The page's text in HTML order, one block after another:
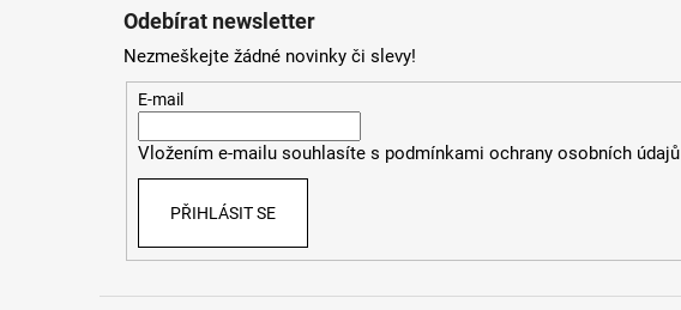
Odebírat newsletter
Nezmeškejte žádné novinky či slevy!
E-mail
Vložením e-mailu souhlasíte s podmínkami ochrany osobních údajů
PŘIHLÁSIT SE